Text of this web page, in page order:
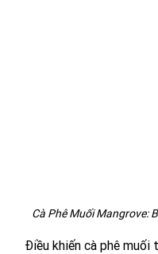
Cà Phê Muối Mangrove:
Điều khiến cà phê